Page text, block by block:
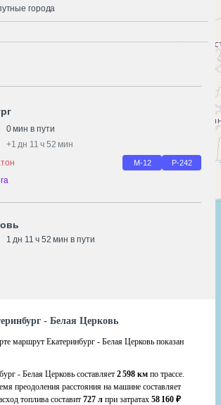
города
0 мин в пути
+1 дн 11 ч 52 мин
М-12 Р-242
1 дн 11 ч 52 мин в пути
- Белая Церковь
маршрут Екатеринбург - Белая Церковь показан
- Белая Церковь составляет 2 598 км по трассе.
преодоления расстояния на машине составляет
топлива составит 727 л при затратах 58 160 ₽